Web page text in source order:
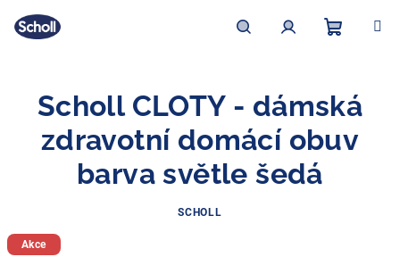
obsah
košík
Scholl CLOTY - dámská
zdravotní domácí obuv
barva světle šedá
SCHOLL
Akce